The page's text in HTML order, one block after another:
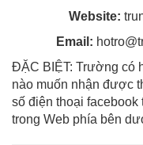
Website:
Email:
ĐẶC BIỆT: Trường có
nào muốn nhận được
số điện thoại facebook
trong Web phía bên